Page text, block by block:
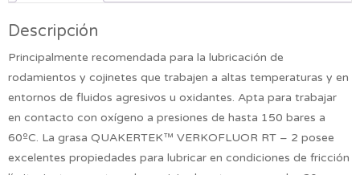
Descripción
Principalmente recomendada para la lubricación de
rodamientos y cojinetes que trabajen a altas temperaturas y en
entornos de fluidos agresivos u oxidantes. Apta para trabajar
en contacto con oxígeno a presiones de hasta 150 bares a
60ºC. La grasa QUAKERTEK™ VERKOFLUOR RT – 2 posee
excelentes propiedades para lubricar en condiciones de fricción